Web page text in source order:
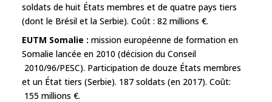
soldats de huit États membres et de quatre pays tiers
(dont le Brésil et la Serbie). Coût : 82 millions €.
EUTM Somalie : mission européenne de formation en
Somalie lancée en 2010 (décision du Conseil
2010/96/PESC). Participation de douze États membres
et un État tiers (Serbie). 187 soldats (en 2017). Coût:
155 millions €.